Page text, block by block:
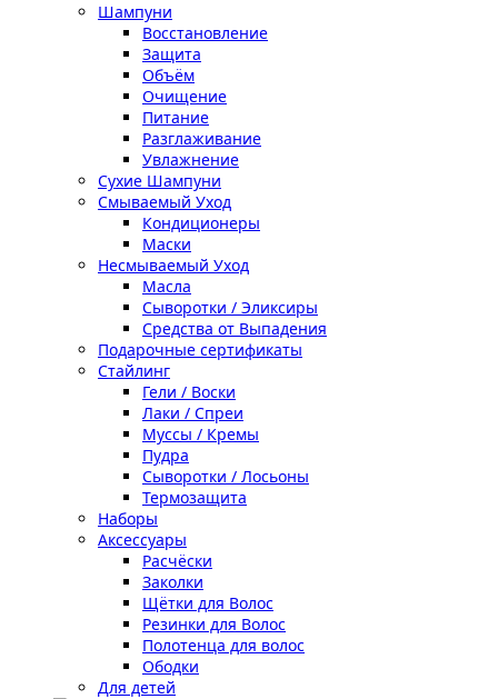
Шампуни
Восстановление
Защита
Объём
Очищение
Питание
Разглаживание
Увлажнение
Сухие Шампуни
Смываемый Уход
Кондиционеры
Маски
Несмываемый Уход
Масла
Сыворотки / Эликсиры
Средства от Выпадения
Подарочные сертификаты
Стайлинг
Гели / Воски
Лаки / Спреи
Муссы / Кремы
Пудра
Сыворотки / Лосьоны
Термозащита
Наборы
Аксессуары
Расчёски
Заколки
Щётки для Волос
Резинки для Волос
Полотенца для волос
Ободки
Для детей